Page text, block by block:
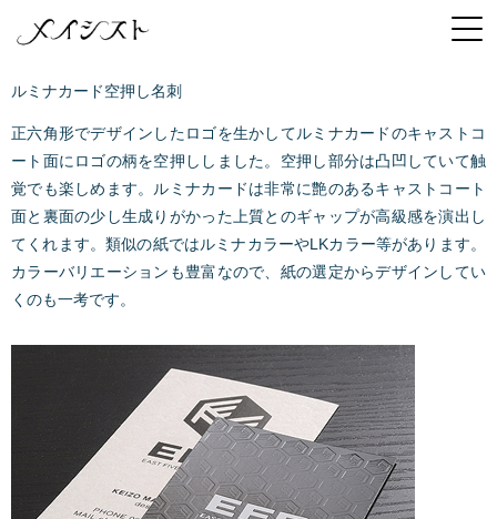
ルミナカード空押し名刺
正六角形でデザインしたロゴを生かしてルミナカードのキャストコ
ート面にロゴの柄を空押ししました。空押し部分は凸凹していて触
覚でも楽しめます。ルミナカードは非常に艶のあるキャストコート
面と裏面の少し生成りがかった上質とのギャップが高級感を演出し
てくれます。類似の紙ではルミナカラーやLKカラー等があります。
カラーバリエーションも豊富なので、紙の選定からデザインしてい
くのも一考です。